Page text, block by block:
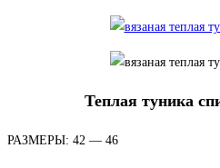
Теплая туника
РАЗМЕРЫ: 42 — 46